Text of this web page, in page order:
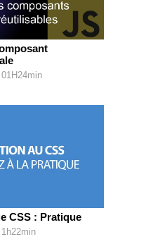
CSS : Pratique